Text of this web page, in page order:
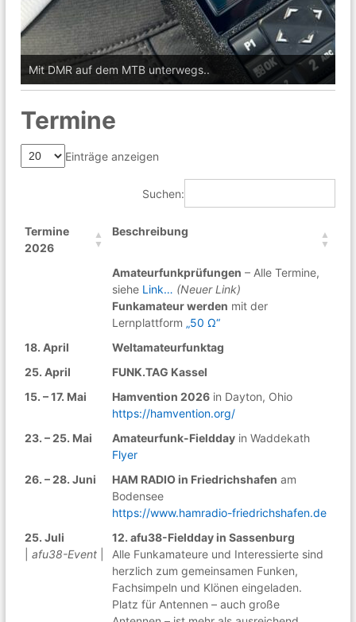
f
u
k
n
d
T
c
h
n
d
o
n
Mit DMR auf dem MTB unterwegs..
Termine
Einträge anzeigen
Suchen:
Termine
2026
Beschreibung
Amateurfunkprüfungen – Alle Termine,
siehe Link… (Neuer Link)
Funkamateur werden mit der
Lernplattform „50 Ω“
18. April
Weltamateurfunktag
25. April
FUNK.TAG Kassel
15. – 17. Mai
Hamvention 2026 in Dayton, Ohio
https://hamvention.org/
23. – 25. Mai
Amateurfunk-Fieldday in Waddekath
Flyer
26. – 28. Juni
HAM RADIO in Friedrichshafen am
Bodensee
https://www.hamradio-friedrichshafen.de
25. Juli
|afu38-Event
12. afu38-Fieldday in Sassenburg
Alle Funkamateure und Interessierte sind
herzlich zum gemeinsamen Funken,
Fachsimpeln und Klönen eingeladen.
Platz für Antennen – auch große